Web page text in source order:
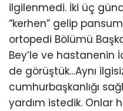
ilgilenmedi. İki üç
“kerhen” gelip
ortopedi Bölümü
Bey’le ve hastanenin
de görüştük…Aynı
cumhurbaşkanlığı
yardım istedik. Onlar